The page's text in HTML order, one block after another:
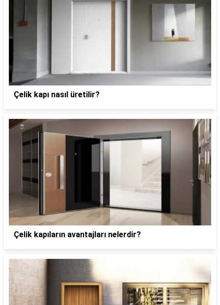
Çelik kapı nasıl üretilir?
Çelik kapıların avantajları nelerdir?